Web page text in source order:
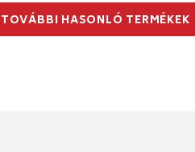
TOVÁBBI HASONLÓ TERMÉKEK